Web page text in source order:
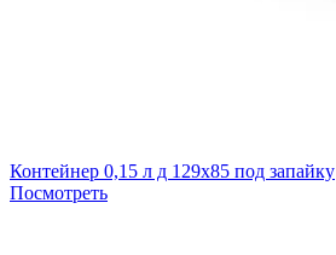
Контейнер 0,15 л д 129х85 под запайку
Посмотреть